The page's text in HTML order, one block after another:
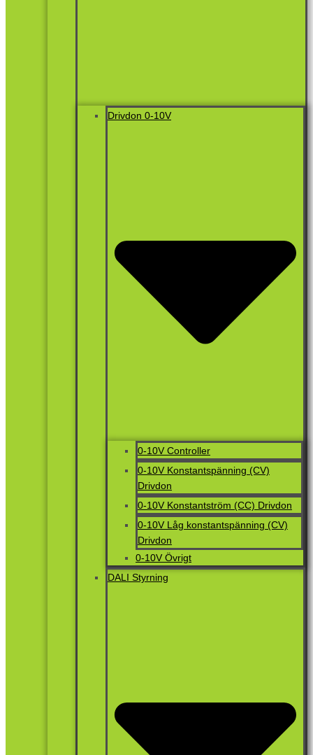
Drivdon 0-10V
0-10V Controller
0-10V Konstantspänning (CV)
Drivdon
0-10V Konstantström (CC) Drivdon
0-10V Låg konstantspänning (CV)
Drivdon
0-10V Övrigt
DALI Styrning